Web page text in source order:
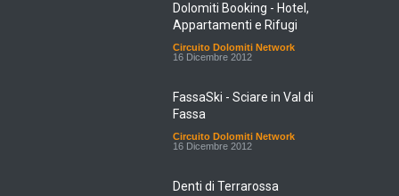
Dolomiti Booking - Hotel,
Appartamenti e Rifugi
Circuito Dolomiti Network
16 Dicembre 2012
FassaSki - Sciare in Val di
Fassa
Circuito Dolomiti Network
16 Dicembre 2012
Denti di Terrarossa